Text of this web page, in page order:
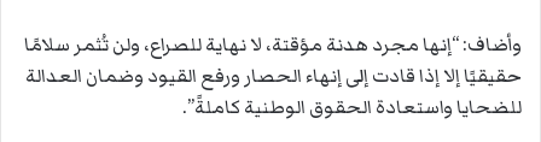
وأضاف: “إنها مجرد هدنة مؤقتة، لا نهاية للصراع، ولن تُثمر سلامًا
حقيقيًا إلا إذا قادت إلى إنهاء الحصار ورفع القيود وضمان العدالة
للضحايا واستعادة الحقوق الوطنية كاملةً”.